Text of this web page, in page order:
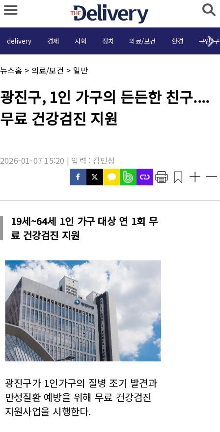
delivery 경제 사회 정치 의료/보건 환경 구인/
채
널
뉴스홈 > 의료/보건 > 일반
기
사
목
광진구, 1인 가구의 든든한 친구....
무료 건강검진 지원
2026-01-07 15:20 | 입력 : 김민성
19세~64세 1인 가구 대상 연 1회 무
료 건강검진 지원
광진구가 1인가구의 질병 조기 발견과
만성질환 예방을 위해 무료 건강검진
지원사업을 시행한다.